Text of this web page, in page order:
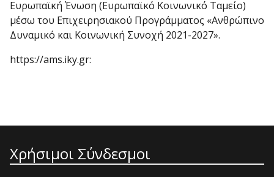
Ευρωπαϊκή Ένωση (Ευρωπαϊκό Κοινωνικό Ταμείο)
μέσω του Επιχειρησιακού Προγράμματος «Ανθρώπινο
Δυναμικό και Κοινωνική Συνοχή 2021-2027».
https://ams.iky.gr:
Χρήσιμοι Σύνδεσμοι